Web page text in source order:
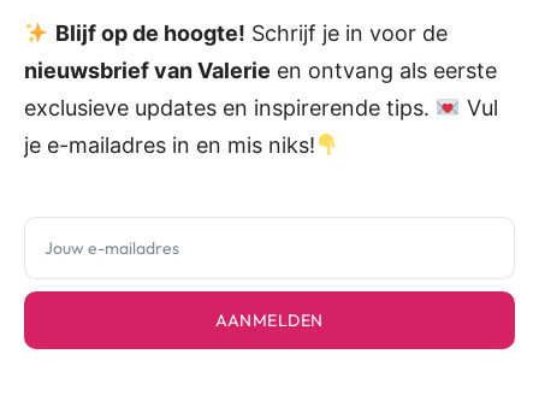
Blijf op de hoogte! Schrijf je in voor de
nieuwsbrief van Valerie en ontvang als eerste
exclusieve updates en inspirerende tips.
Vul
je e-mailadres in en mis niks!
AANMELDEN